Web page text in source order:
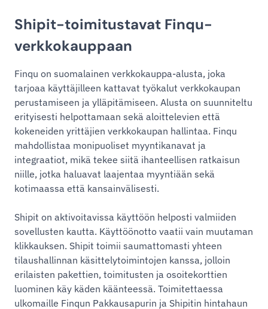
Shipit-toimitustavat Finqu-
verkkokauppaan
Finqu on suomalainen verkkokauppa-alusta, joka
tarjoaa käyttäjilleen kattavat työkalut verkkokaupan
perustamiseen ja ylläpitämiseen. Alusta on suunniteltu
erityisesti helpottamaan sekä aloittelevien että
kokeneiden yrittäjien verkkokaupan hallintaa. Finqu
mahdollistaa monipuoliset myyntikanavat ja
integraatiot, mikä tekee siitä ihanteellisen ratkaisun
niille, jotka haluavat laajentaa myyntiään sekä
kotimaassa että kansainvälisesti.
Shipit on aktivoitavissa käyttöön helposti valmiiden
sovellusten kautta. Käyttöönotto vaatii vain muutaman
klikkauksen. Shipit toimii saumattomasti yhteen
tilaushallinnan käsittelytoimintojen kanssa, jolloin
erilaisten pakettien, toimitusten ja osoitekorttien
luominen käy käden käänteessä. Toimitettaessa
ulkomaille Finqun Pakkausapurin ja Shipitin hintahaun